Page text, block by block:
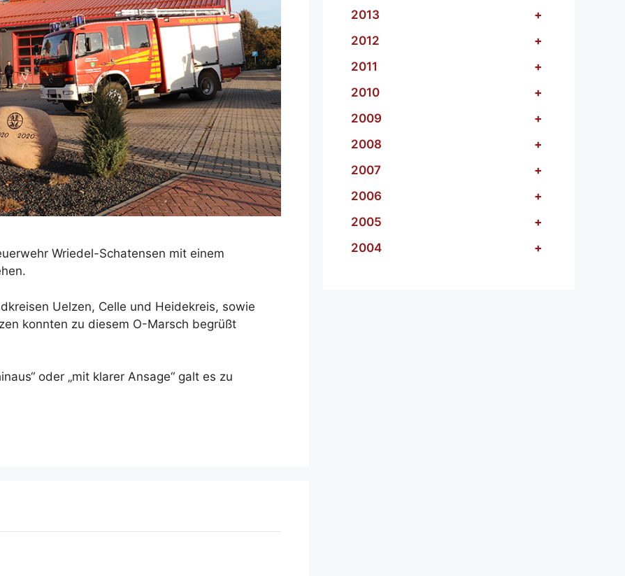
Wriedel-Schatensen mit einem
Uelzen, Celle und Heidekreis, sowie
konnten zu diesem O-Marsch begrüßt
oder „mit klarer Ansage“ galt es zu
2013
+
2012
+
2011
+
2010
+
2009
+
2008
+
2007
+
2006
+
2005
+
2004
+